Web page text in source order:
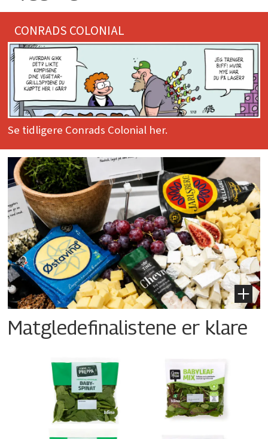
CONRADS COLONIAL
Se tidligere Conrads Colonial her.
Matgledefinalistene er klare